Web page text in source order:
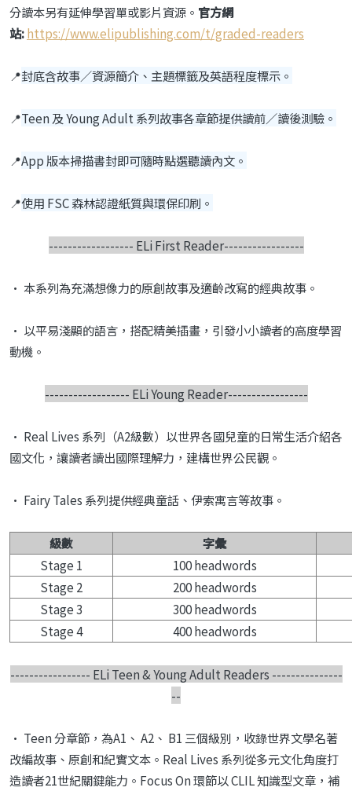
分讀本另有延伸學習單或影片資源。 官方網
站:https://www.elipublishing.com/t/graded-readers
📍封底含故事／資源簡介、主題標籤及英語程度標示。
📍Teen 及 Young Adult 系列故事各章節提供讀前／讀後測驗。
📍App 版本掃描書封即可隨時點選聽讀內文。
📍使用 FSC 森林認證紙質與環保印刷。
------------------ ELi First Reader-----------------
• 本系列為充滿想像力的原創故事及適齡改寫的經典故事。
• 以平易淺顯的語言，搭配精美插畫，引發小小讀者的高度學習
動機。
------------------ ELi Young Reader-----------------
• Real Lives 系列（A2級數）以世界各國兒童的日常生活介紹各
國文化，讓讀者讀出國際理解力，建構世界公民觀。
• Fairy Tales 系列提供經典童話、伊索寓言等故事。
級數
字彙
Stage 1
100 headwords
Stage 2
200 headwords
Stage 3
300 headwords
Stage 4
400 headwords
----------------- ELi Teen & Young Adult Readers ---------------
--
• Teen 分章節，為A1、 A2、 B1 三個級別，收錄世界文學名著
改編故事、原創和紀實文本。 Real Lives 系列從多元文化角度打
造讀者21世紀關鍵能力。 Focus On環節以CLIL知識型文章，補